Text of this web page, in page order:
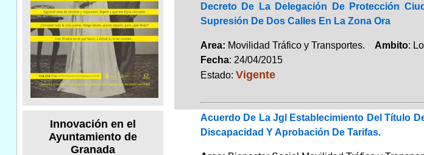
Innovación en el
Ayuntamiento de
Granada
Decreto De La Delegación De Protección
Supresión De Dos Calles En La Zona Ora
Area: Movilidad Tráfico y Transportes. Ambito:
Fecha: 24/04/2015
Estado: Vigente
Acuerdo De La Jgl Establecimiento Del Título
Discapacidad Y Aprobación De Tarifas.